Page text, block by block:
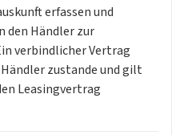
(Mode-3-Ladekabel, Typ 2,
erfassen und
den Händler zur
verbindlicher Vertrag
zustande und gilt
Leasingvertrag